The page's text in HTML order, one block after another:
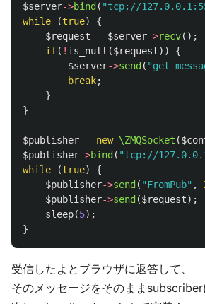
$server->bind ( "tcp://
while
(true)
{
$request = $server->recv();
if( ! is_null ($request))
{
$server->send ( "get
break;
}
}
$publisher = new \ZMQSocket (
$publisher->bind ( "tcp://
while
(true)
{
$publisher->send ( "FromPub" ,
$publisher->send ($request);
sleep(5);
}
受信したよとブラウザに返答して、
そのメッセージをそのまま